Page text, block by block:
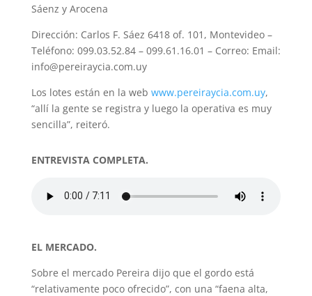
Sáenz y Arocena
Dirección: Carlos F. Sáez 6418 of. 101, Montevideo –
Teléfono: 099.03.52.84 – 099.61.16.01 – Correo: Email:
info@pereiraycia.com.uy
Los lotes están en la web www.pereiraycia.com.uy,
“allí la gente se registra y luego la operativa es muy
sencilla”, reiteró.
ENTREVISTA COMPLETA.
EL MERCADO.
Sobre el mercado Pereira dijo que el gordo está
“relativamente poco ofrecido”, con una “faena alta,